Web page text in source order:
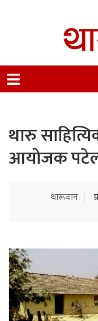
Nepal.
थारु
आयोजक
थारूवान